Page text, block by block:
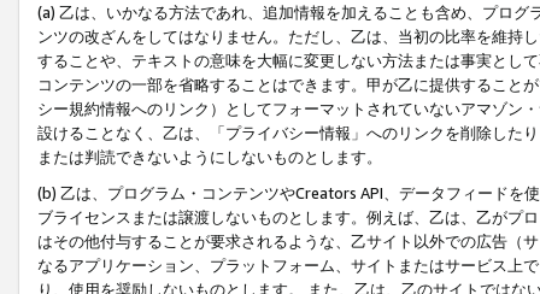
(a) 乙は、いかなる方法であれ、追加情報を加えることも含め、プロ
ンツの改ざんをしてはなりません。ただし、乙は、当初の比率を維持
することや、テキストの意味を大幅に変更しない方法または事実とし
コンテンツの一部を省略することはできます。甲が乙に提供すること
シー規約情報へのリンク）としてフォーマットされていないアマゾン
設けることなく、乙は、「プライバシー情報」へのリンクを削除した
または判読できないようにしないものとします。
(b) 乙は、プログラム・コンテンツやCreators API、データフィード
ブライセンスまたは譲渡しないものとします。例えば、乙は、乙がプ
はその他付与することが要求されるような、乙サイト以外での広告（
なるアプリケーション、プラットフォーム、サイトまたはサービス上
り、使用を奨励しないものとします。 また、乙は、乙のサイトでは